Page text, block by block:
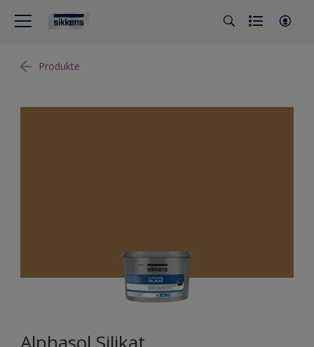
Produkte
Alphasol Silikat